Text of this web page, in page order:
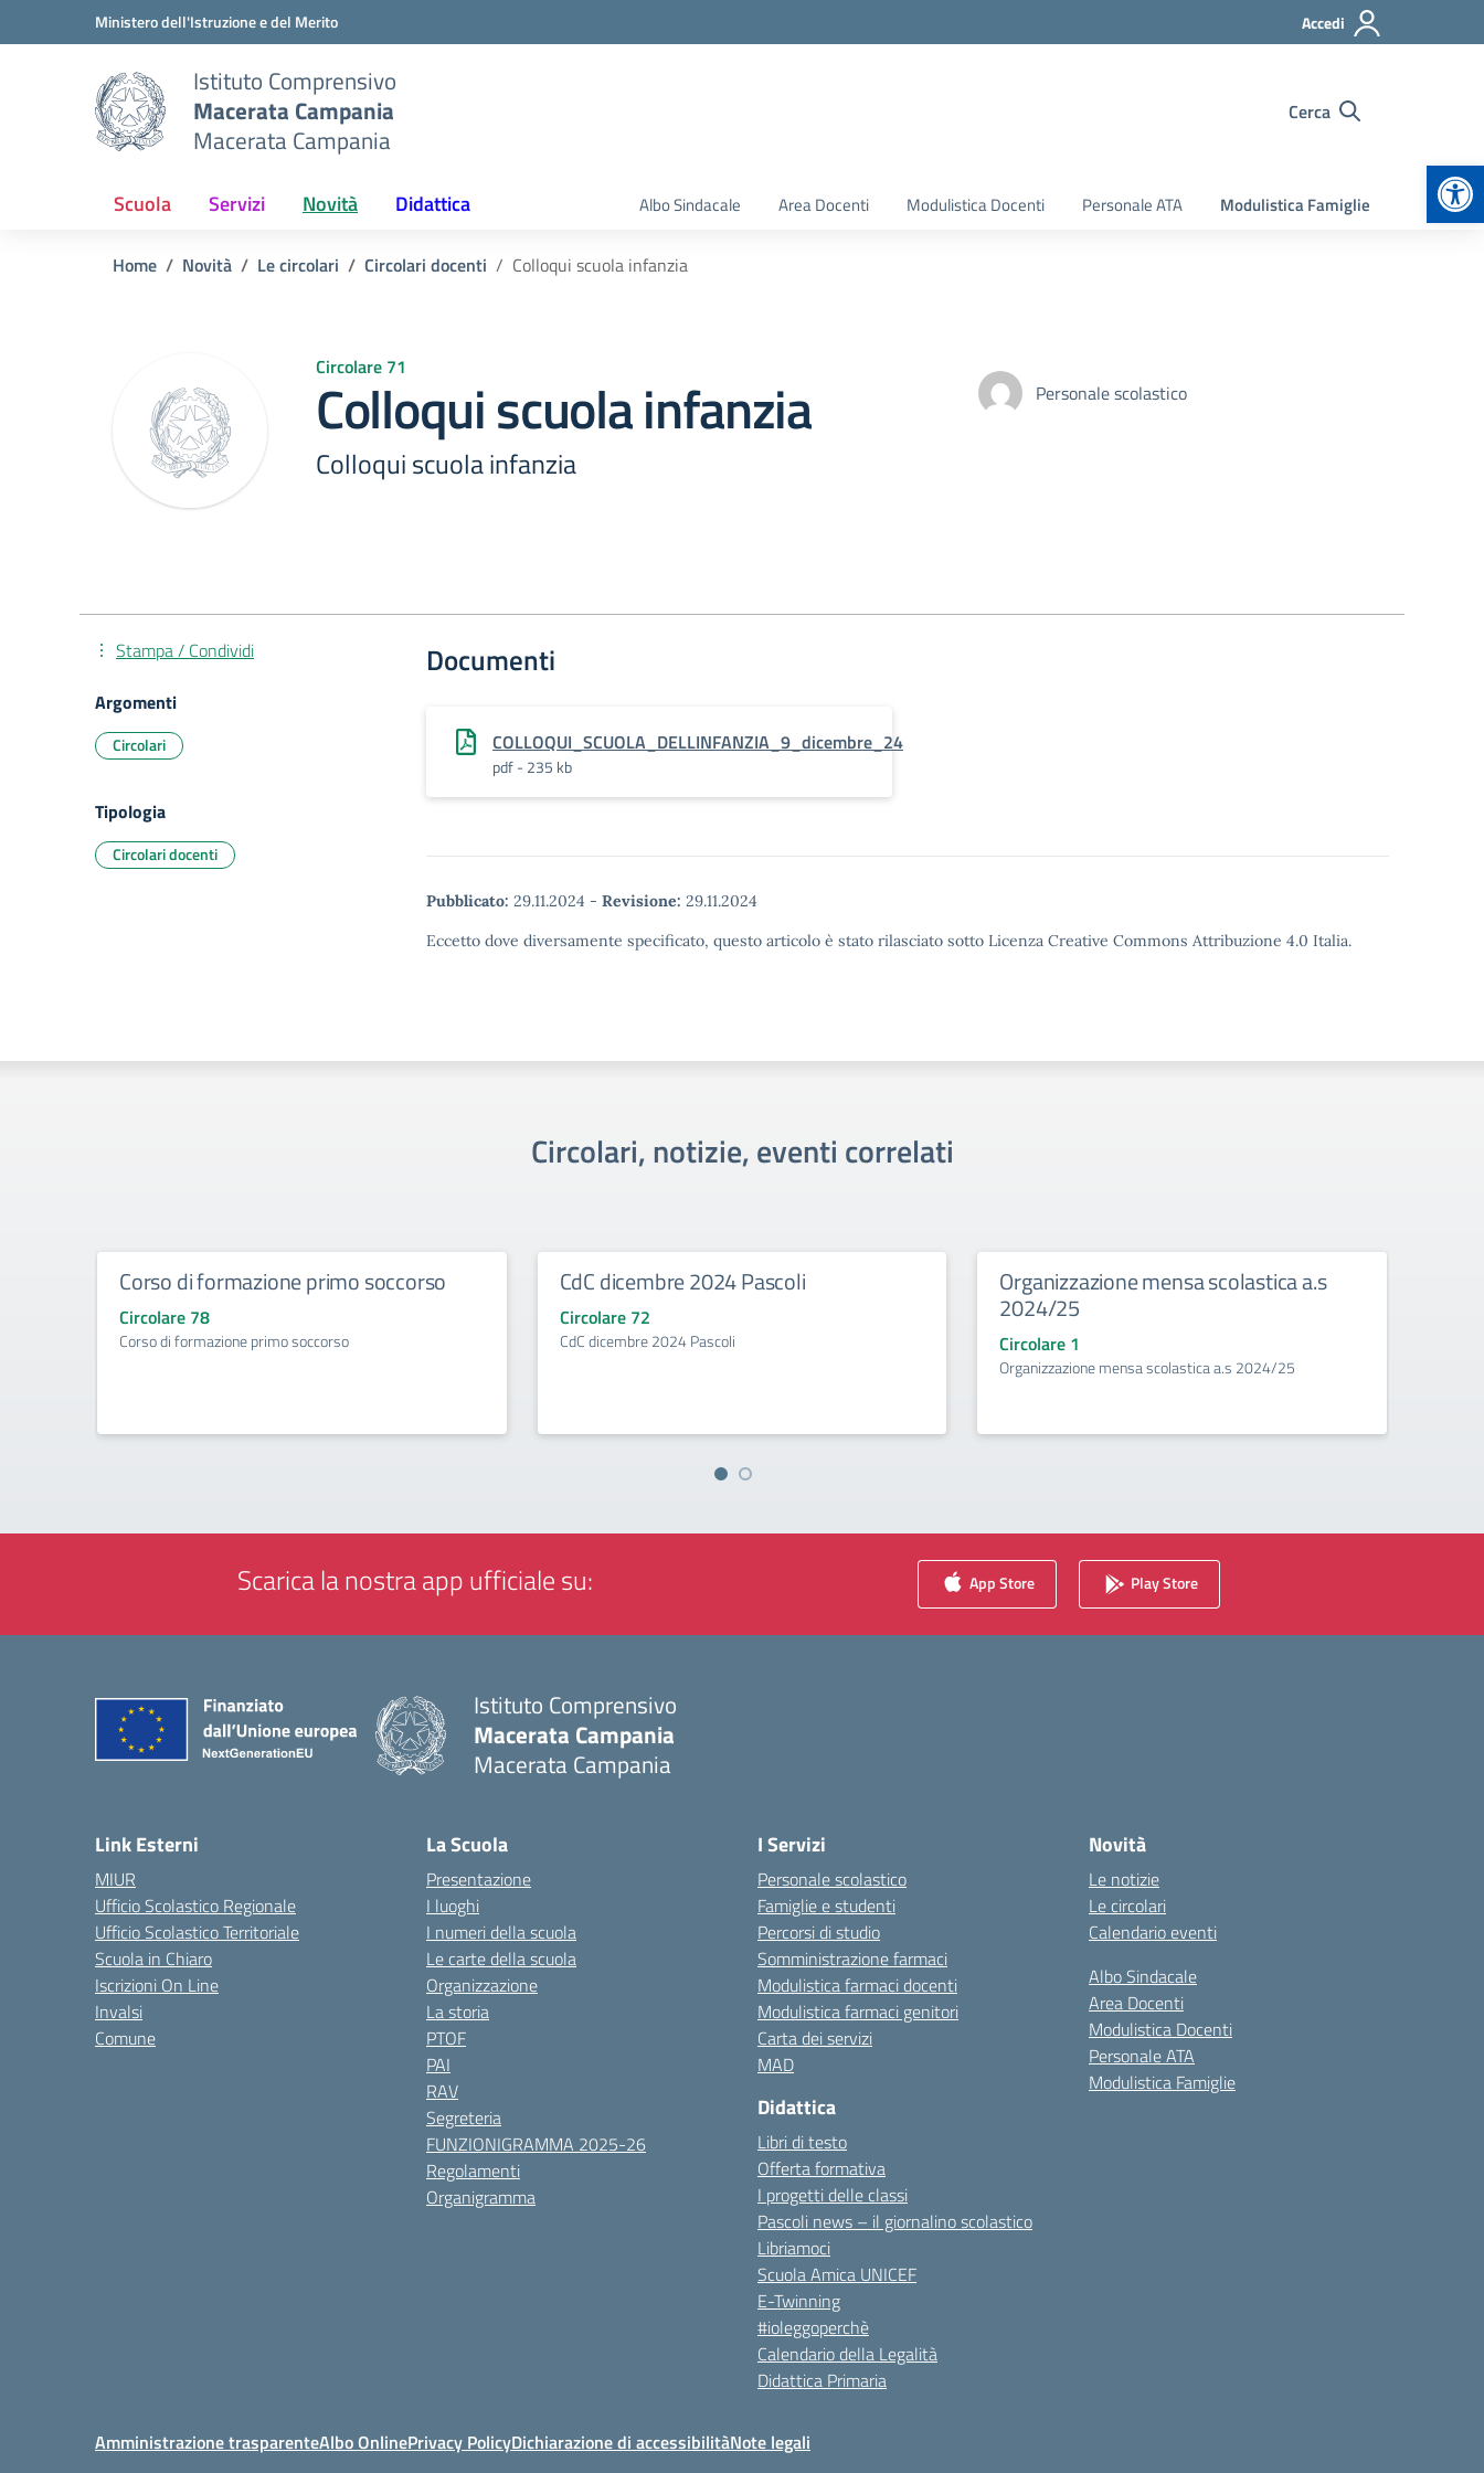
Vai ai contenuti
Vai al menu di navigazioneMinistero dell'Istruzione e del Merito Accedi
Istituto Comprensivo
Macerata Campania
Macerata Campania
Cerca
Scuola Servizi Novità Didattica Albo Sindacale Area Docenti Modulistica Docenti Personale ATA Modulistica Famiglie
Home Novità Le circolari Circolari docenti Colloqui scuola infanzia
Circolare 71
Colloqui scuola infanzia
Colloqui scuola infanzia
Personale scolastico
Documenti
COLLOQUI_SCUOLA_DELLINFANZIA_9_dicembre_24
pdf - 235 kb
Pubblicato: 29.11.2024 - Revisione: 29.11.2024
Eccetto dove diversamente specificato, questo articolo è stato rilasciato sotto Licenza Creative Commons Attribuzione 4.0 Italia.
Stampa / Condividi
Argomenti
Circolari
Tipologia
Circolari docenti
Circolari, notizie, eventi correlati
Corso di formazione primo soccorso
Circolare 78
Corso di formazione primo soccorso
CdC dicembre 2024 Pascoli
Circolare 72
CdC dicembre 2024 Pascoli
Organizzazione mensa scolastica a.s
2024/25
Circolare 1
Organizzazione mensa scolastica a.s 2024/25
Scarica la nostra app ufficiale su: App Store Play Store
Istituto Comprensivo
Macerata Campania
Macerata Campania
Link Esterni
MIUR
Ufficio Scolastico Regionale
Ufficio Scolastico Territoriale
Scuola in Chiaro
Iscrizioni On Line
Invalsi
Comune
La Scuola
Presentazione
I luoghi
I numeri della scuola
Le carte della scuola
Organizzazione
La storia
PTOF
PAI
RAV
Segreteria
FUNZIONIGRAMMA 2025-26
Regolamenti
Organigramma
I Servizi
Personale scolastico
Famiglie e studenti
Percorsi di studio
Somministrazione farmaci
Modulistica farmaci docenti
Modulistica farmaci genitori
Carta dei servizi
MAD
Didattica
Libri di testo
Offerta formativa
I progetti delle classi
Pascoli news – il giornalino scolastico
Libriamoci
Scuola Amica UNICEF
E-Twinning
#ioleggoperchè
Calendario della Legalità
Didattica Primaria
Novità
Le notizie
Le circolari
Calendario eventi
Albo Sindacale
Area Docenti
Modulistica Docenti
Personale ATA
Modulistica Famiglie
Amministrazione trasparenteAlbo OnlinePrivacy PolicyDichiarazione di accessibilitàNote legali